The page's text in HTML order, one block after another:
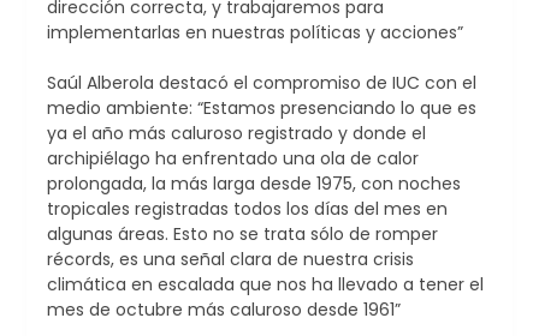
dirección correcta, y trabajaremos para
implementarlas en nuestras políticas y acciones”
Saúl Alberola destacó el compromiso de IUC con el
medio ambiente: “Estamos presenciando lo que es
ya el año más caluroso registrado y donde el
archipiélago ha enfrentado una ola de calor
prolongada, la más larga desde 1975, con noches
tropicales registradas todos los días del mes en
algunas áreas. Esto no se trata sólo de romper
récords, es una señal clara de nuestra crisis
climática en escalada que nos ha llevado a tener el
mes de octubre más caluroso desde 1961”